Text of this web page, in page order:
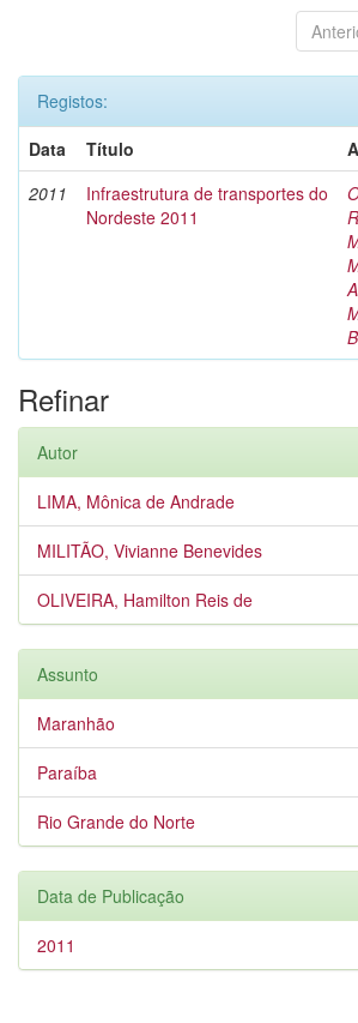
Registos:
Data
Título
2011
Infraestrutura de transportes do
Nordeste 2011
Refinar
Autor
LIMA, Mônica de Andrade
MILITÃO, Vivianne Benevides
OLIVEIRA, Hamilton Reis de
Assunto
Maranhão
Paraíba
Rio Grande do Norte
Data de Publicação
2011